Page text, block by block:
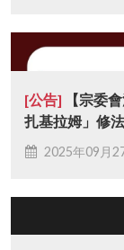
[公告] 【宗委
扎基拉姆」修
2025年09月